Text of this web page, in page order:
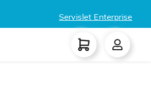
Servislet Enterprise